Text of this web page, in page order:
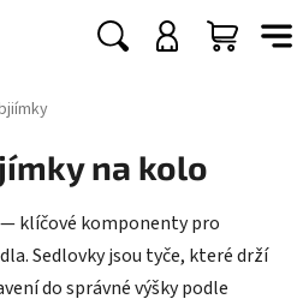
Hledat
na kolo
klíčové komponenty pro
Sedlovky jsou tyče, které drží
do správné výšky podle